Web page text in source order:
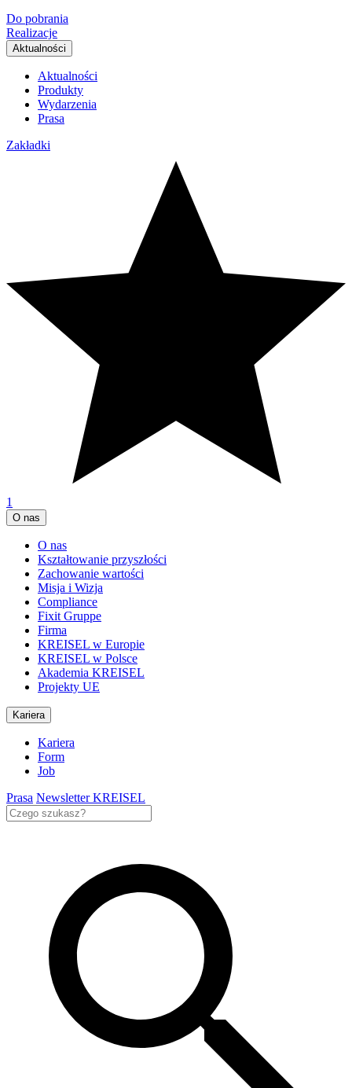
Do pobrania
Realizacje
Aktualności
Aktualności
Produkty
Wydarzenia
Prasa
Zakładki
1
O nas
O nas
Kształtowanie przyszłości
Zachowanie wartości
Misja i Wizja
Compliance
Fixit Gruppe
Firma
KREISEL w Europie
KREISEL w Polsce
Akademia KREISEL
Projekty UE
Kariera
Kariera
Form
Job
Prasa Newsletter KREISEL